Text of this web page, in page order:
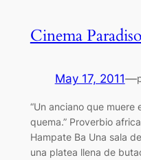
Cinema Paradiso
May 17, 2011—
“Un anciano que muere
quema.” Proverbio
Hampate Ba Una sala
una platea llena de